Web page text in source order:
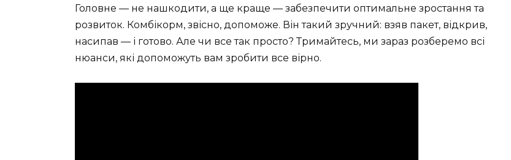
Головне — не нашкодити, а ще краще — забезпечити оптимальне зростання та
розвиток. Комбікорм, звісно, допоможе. Він такий зручний: взяв пакет, відкрив,
насипав — і готово. Але чи все так просто? Тримайтесь, ми зараз розберемо всі
нюанси, які допоможуть вам зробити все вірно.